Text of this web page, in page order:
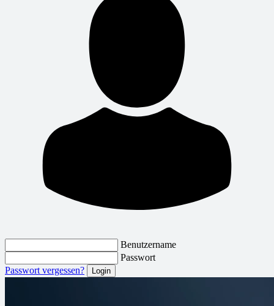
Benutzername
Passwort
Passwort vergessen?